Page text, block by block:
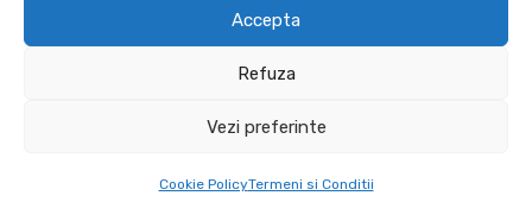
Accepta
Refuza
Vezi preferinte
Cookie PolicyTermeni si Conditii